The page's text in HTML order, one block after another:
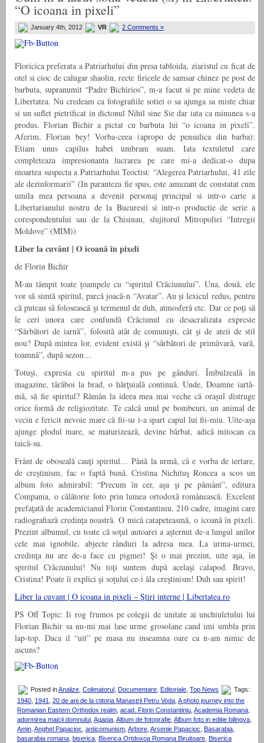
“O icoana in pixeli”
January 4th, 2012 VR 2 Comments »
Floricica preferata a Patriarhului din presa tabloida, ziaristul cu ficat de
otel si cioc de calugar shaolin, recte firicele de samsar chinez pe post de
barbuta, supranumit “Padre Bichirios”, m-a facut si pe mine vedeta de
Libertatea. Nu credeam ca fotografiile sotiei o sa ajunga sa miste chiar
si un suflet pietrificat in dictonul Nihil sine Sie dar iata ca minunea s-a
produs. Florian Bichir a pictat cu barbuta lui “o icoana in pixeli”.
Aferim, Florian bey! Vorba-ceea (apropo de pensulica din barba):
Etiam unus capilus habet umbram suam. Iata textuletul care
completeaza impresionanta lucrarea pe care mi-a dedicat-o dupa
moartea suspecta a Patriarhului Teoctist: “Alegerea Patriarhului, 41 zile
ale dezinformarii” (In paranteza fie spus, este amuzant de constatat cum
umila mea persoana a devenit personaj principal si intr-o carte a
Libertarianului nostru de la Bucuresti si intr-o productie de serie a
corespondentului sau de la Chisinau, slujitorul Mitropoliei “Intregii
Moldove” (MIM))
Liber la cuvânt | O icoană în pixeli
de Florin Bichir
M-au tâmpit toate ţoampele cu “spiritul Crăciunului”. Una, două, ele
vor să simtă spiritul, parcă joacă-n “Avatar”. Au şi lexicul redus, pentru
că puteau să folosească şi termenul de duh, atmosferă etc. Dar ce poţi să
le ceri unora care confundă Crăciunul cu desacralizata expresie
“Sărbători de iarnă”, folosită atât de comunişti, cât şi de ateii de stil
nou? După mintea lor, evident există şi “sărbători de primăvară, vară,
toamnă”, după sezon…
Totuşi, expresia cu spiritul m-a pus pe gânduri. Îmbulzeală în
magazine, tărăboi la brad, o hărţuială continuă. Unde, Doamne iartă-
mă, să fie spiritul? Rămân la ideea mea mai veche că oraşul distruge
orice formă de religiozitate. Te calcă unul pe bombeuri, un animal de
vecin e fericit nevoie mare că fii-su i-a spart capul lui fii-miu. Uite-aşa
ajunge plodul mare, se maturizează, devine bărbat, adică mitocan ca
taică-su.
Frânt de oboseală cauţi spiritul… Până la urmă, că e vorba de iertare,
de creştinism, fac o faptă bună. Cristina Nichituş Roncea a scos un
album foto admirabil: “Precum în cer, aşa şi pe pământ”, editura
Compania, o călătorie foto prin lumea ortodoxă românească. Excelent
prefaţată de academicianul Florin Constantiniu. 210 cadre, imagini care
radiografiază credinţa noastră. O mică catapeteasmă, o icoană în pixeli.
Prezint albumul, cu toate că soţul autoarei a aşternut de-a lungul anilor
cele mai ignobile, abjecte rânduri la adresa mea. La urma-urmei,
credinţa nu are de-a face cu pigmei! Şi o mai prezint, uite aşa, în
spiritul Crăciunului! Nu toţi suntem după acelaşi calapod. Bravo,
Cristina! Poate îi explici şi soţului ce-i ăla creştinism! Duh sau spirit!
Liber la cuvant | O icoana in pixeli – Ştiri interne | Libertatea.ro
PS Off Topic: Ii rog frumos pe colegii de unitate ai unchiuletului lui
Florian Bichir sa nu-mi mai lase urme grosolane cand imi umbla prin
lap-top. Daca il “uit” pe masa nu inseamna oare ca n-am nimic de
ascuns?
Posted inAnalize Colimatorul Documentare Editoriale Top News
Tags:
1940, 1941, 20 de ani de la ctitoria Manastrii Petru Voda, A photo journey into the
Romanian Eastern Orthodox realm, acad. Florin Constantiniu, Academia Romana,
adormirea maicii domnului, Agapia, Album de fotografie, Album foto in editie bilingva,
Amin, Anghel Papacioc, anticomunism, Arbore, Arsenie Papacioc, Basarabia,
basarabia romana, biserica, Biserica Ortdoxoa Romana Biruitoare, Biserica